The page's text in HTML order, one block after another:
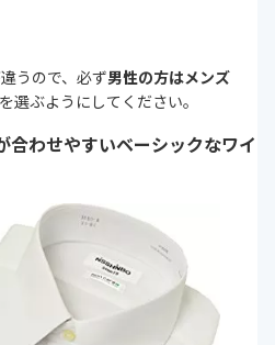
うので、必ず男性の方はメンズ
を選ぶようにしてください。
合わせやすいベーシックなワイ